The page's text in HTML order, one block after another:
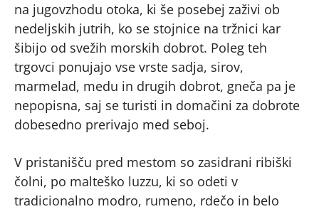
na jugovzhodu otoka, ki še posebej zaživi ob
nedeljskih jutrih, ko se stojnice na tržnici kar
šibijo od svežih morskih dobrot. Poleg teh
trgovci ponujajo vse vrste sadja, sirov,
marmelad, medu in drugih dobrot, gneča pa je
nepopisna, saj se turisti in domačini za dobrote
dobesedno prerivajo med seboj.
V pristanišču pred mestom so zasidrani ribiški
čolni, po malteško luzzu, ki so odeti v
tradicionalno modro, rumeno, rdečo in belo